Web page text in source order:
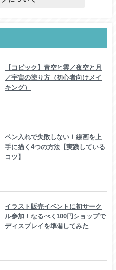
【コピック】青空と雲／夜空と月
／宇宙の塗り方（初心者向けメイ
キング）
ペン入れで失敗しない！線画を上
手に描く4つの方法【実践している
コツ】
イラスト販売イベントに初サーク
ル参加！なるべく100円ショップで
ディスプレイを準備してみた